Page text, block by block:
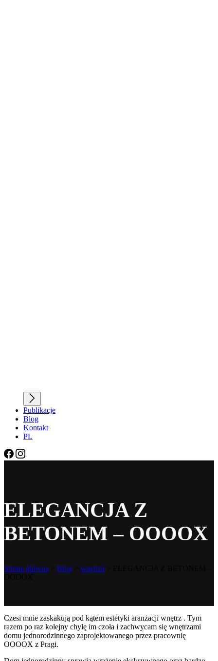
Publikacje
Blog
Kontakt
PL
ELEGANCJA Z
BETONEM – OOOOX
Strona główna Blog wnętrza
Czesi mnie zaskakują pod kątem estetyki aranżacji wnętrz . Tym
razem po raz kolejny chylę im czoła i zachwycam się wnętrzami
domu jednorodzinnego zaprojektowanego przez pracownię
OOOOX z Pragi.